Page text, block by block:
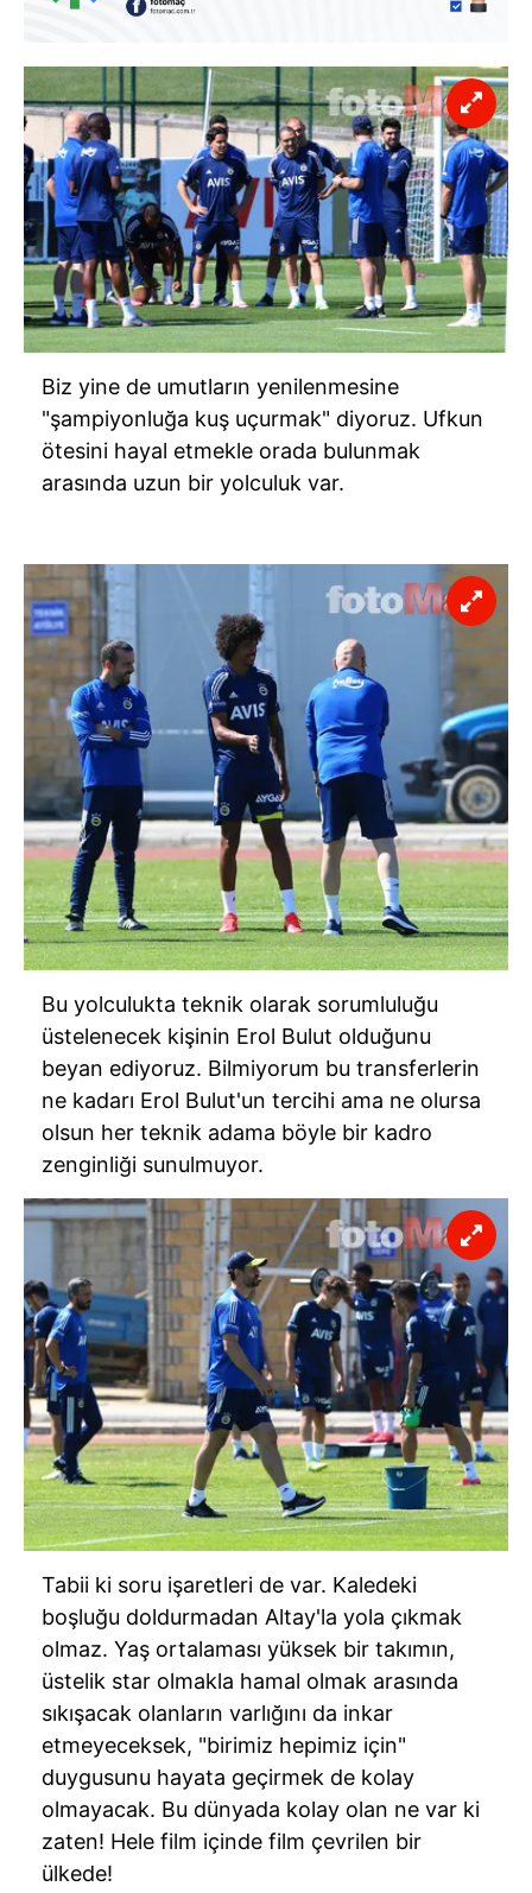
Biz yine de umutların yenilenmesine
"şampiyonluğa kuş uçurmak" diyoruz. Ufkun
ötesini hayal etmekle orada bulunmak
arasında uzun bir yolculuk var.
Bu yolculukta teknik olarak sorumluluğu
üstelenecek kişinin Erol Bulut olduğunu
beyan ediyoruz. Bilmiyorum bu transferlerin
ne kadarı Erol Bulut'un tercihi ama ne olursa
olsun her teknik adama böyle bir kadro
zenginliği sunulmuyor.
Tabii ki soru işaretleri de var. Kaledeki
boşluğu doldurmadan Altay'la yola çıkmak
olmaz. Yaş ortalaması yüksek bir takımın,
üstelik star olmakla hamal olmak arasında
sıkışacak olanların varlığını da inkar
etmeyeceksek, "birimiz hepimiz için"
duygusunu hayata geçirmek de kolay
olmayacak. Bu dünyada kolay olan ne var ki
zaten! Hele film içinde film çevrilen bir
ülkede!